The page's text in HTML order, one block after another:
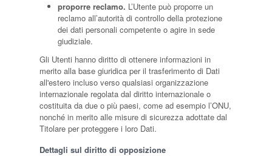
proporre reclamo. L’Utente può proporre un
reclamo all’autorità di controllo della protezione
dei dati personali competente o agire in sede
giudiziale.
Gli Utenti hanno diritto di ottenere informazioni in
merito alla base giuridica per il trasferimento di Dati
all'estero incluso verso qualsiasi organizzazione
internazionale regolata dal diritto internazionale o
costituita da due o più paesi, come ad esempio l’ONU,
nonché in merito alle misure di sicurezza adottate dal
Titolare per proteggere i loro Dati.
Dettagli sul diritto di opposizione